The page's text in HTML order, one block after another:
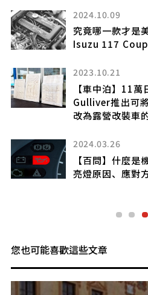
2024.10.09
究竟哪一款才是
Isuzu 117
2023.10.21
【車中泊】11萬
Gulliver推出可
改為露營改裝車
2024.03.26
【百問】什麼是
亮燈原因、應對
您也可能喜歡這些文章